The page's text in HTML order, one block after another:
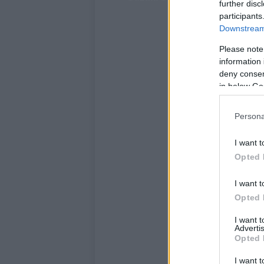
further
Please
information
deny
in below
I want
Opted
I want
Opted
I want
Opted
I want